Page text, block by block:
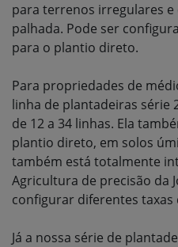
para terrenos irregulares
palhada. Pode ser
para o plantio direto.
Para propriedades de
linha de plantadeiras série
de 12 a 34 linhas. Ela
plantio direto, em solos
também está totalmente
Agricultura de precisão da
configurar diferentes taxas
Já a nossa série de